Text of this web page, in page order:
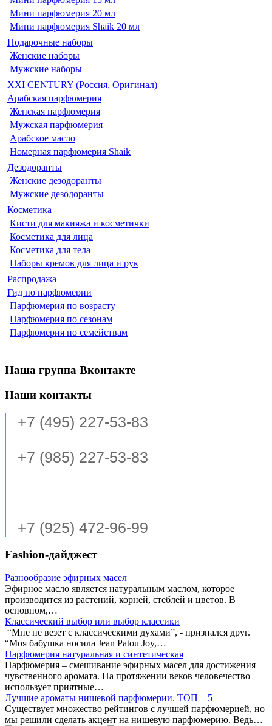
Мини парфюмерия 20 мл
Мини парфюмерия Shaik 20 мл
Подарочные наборы
Женские наборы
Мужские наборы
XXI CENTURY (Россия, Оригинал)
Арабская парфюмерия
Женская парфюмерия
Мужская парфюмерия
Арабское масло
Номерная парфюмерия Shaik
Дезодоранты
Женские дезодоранты
Мужские дезодоранты
Косметика
Кисти для макияжа и косметички
Косметика для лица
Косметика для тела
Наборы кремов для лица и рук
Распродажа
Гид по парфюмерии
Парфюмерия по возрасту
Парфюмерия по сезонам
Парфюмерия по семействам
Наша группа Вконтакте
Наши контакты
+7 (495) 227-53-83
+7 (985) 227-53-83
+7 (925) 472-96-99
Fashion-дайджест
Разнообразие эфирных масел
Эфирное масло является натуральным маслом, которое
производится из растений, корней, стеблей и цветов. В
основном,…
Классический выбор или выбор классики
“Мне не везет с классическими духами”, - признался друг.
“Моя бабушка носила Jean Patou Joy,…
Парфюмерия натуральная и синтетическая
Парфюмерия – смешивание эфирных масел для достижения
чувственного аромата. На протяжении веков человечество
использует приятные…
Лучшие ароматы нишевой парфюмерии. ТОП – 5
Существует множество рейтингов с лучшей парфюмерией, но
мы решили сделать акцент на нишевую парфюмерию. Ведь…